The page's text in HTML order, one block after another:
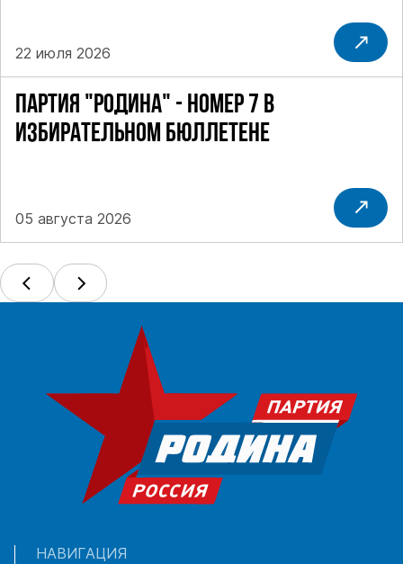
ПАРТИЯ "РОДИНА" - НОМЕР 7 В
ИЗБИРАТЕЛЬНОМ БЮЛЛЕТЕНЕ
05 августа 2026
22 июля 2026
НАВИГАЦИЯ